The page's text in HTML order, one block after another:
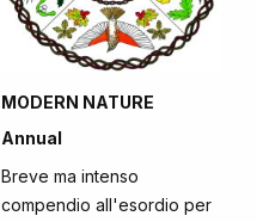
MODERN NATURE
Annual
Breve ma intenso
compendio all'esordio per